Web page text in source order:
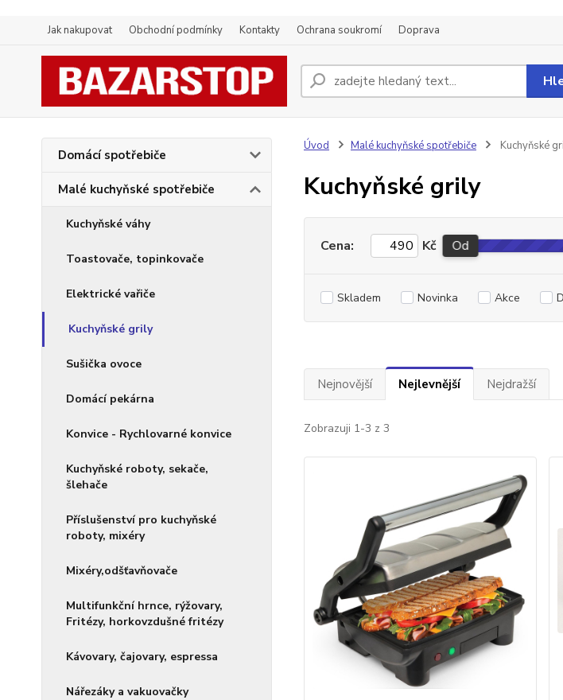
Jak nakupovat Obchodní podmínky Kontakty Ochrana soukromí Doprava
Domácí spotřebiče
Malé kuchyňské spotřebiče
Kuchyňské váhy
Toastovače, topinkovače
Elektrické vařiče
Kuchyňské grily
Sušička ovoce
Domácí pekárna
Konvice - Rychlovarné konvice
Kuchyňské roboty, sekače,
šlehače
Příslušenství pro kuchyňské
roboty, mixéry
Mixéry,odšťavňovače
Multifunkční hrnce, rýžovary,
Fritézy, horkovzdušné fritézy
Kávovary, čajovary, espressa
Nářezáky a vakuovačky
Úvod Malé kuchyňské spotřebiče Kuchyňské
Kuchyňské grily
Cena: Kč Od
Skladem Novinka Akce
Nejnovější Nejlevnější Nejdražší
Zobrazuji 1-3 z 3